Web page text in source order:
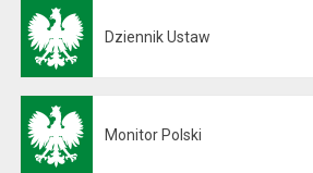
Dziennik Ustaw
Monitor Polski